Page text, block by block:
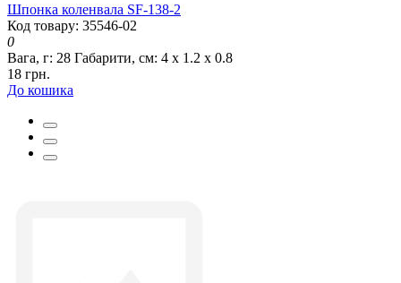
Шпонка коленвала SF-138-2
Код товару: 35546-02
0
Вага, г: 28 Габарити, см: 4 х 1.2 х 0.8
18 грн.
До кошика